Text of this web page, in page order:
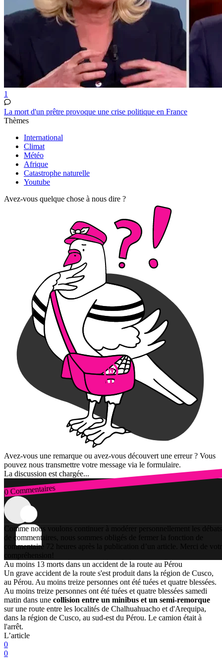
1
La mort d'un prêtre provoque une crise politique en France
Thèmes
International
Climat
Météo
Afrique
Catastrophe naturelle
Youtube
Avez-vous quelque chose à nous dire ?
Avez-vous une remarque ou avez-vous découvert une erreur ? Vous
pouvez nous transmettre votre message via le formulaire.
La discussion est chargée...
0 Commentaires
Connexion
Comme nous voulons continuer à modérer personnellement les débats
de commentaires, nous sommes obligés de fermer la fonction de
commentaire 72 heures après la publication d’un article. Merci de
compréhension!
Au moins 13 morts dans un accident de la route au Pérou
Un grave accident de la route s'est produit dans la région de Cusco,
au Pérou. Au moins treize personnes ont été tuées et quatre blessées.
Au moins treize personnes ont été tuées et quatre blessées samedi
matin dans une collision entre un minibus et un semi-remorque
sur une route entre les localités de Chalhuahuacho et d'Arequipa,
dans la région de Cusco, au sud-est du Pérou. Le camion était à
l'arrêt.
L’article
0
0